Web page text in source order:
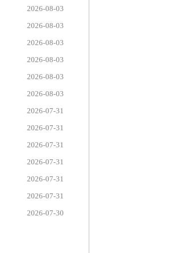
2026-08-03
2026-08-03
2026-08-03
2026-08-03
2026-08-03
2026-08-03
2026-07-31
2026-07-31
2026-07-31
2026-07-31
2026-07-31
2026-07-31
2026-07-30